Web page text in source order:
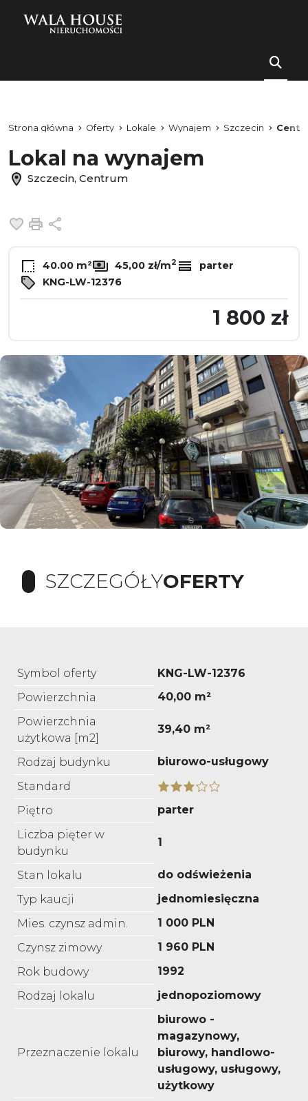
Strona główna Oferty Lokale Wynajem Szczecin
Lokal na wynajem
Szczecin, Centrum
Dodaj do ulubionych
Drukuj
40.00 m² 45,00 zł/m2
parter
KNG-LW-12376
1 800 zł
SZCZEGÓŁYOFERTY
Symbol oferty
KNG-LW-12376
Powierzchnia
40,00 m²
Powierzchnia
użytkowa [m2]
39,40 m²
Rodzaj budynku
biurowo-usługowy
Standard
Piętro
parter
Liczba pięter w
budynku
1
Stan lokalu
do odświeżenia
Typ kaucji
jednomiesięczna
Mies. czynsz admin.
1 000 PLN
Czynsz zimowy
1 960 PLN
Rok budowy
1992
Rodzaj lokalu
jednopoziomowy
Przeznaczenie lokalu
biurowo -
magazynowy,
biurowy, handlowo-
usługowy, usługowy,
użytkowy